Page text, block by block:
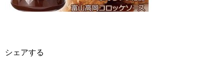
シェアする